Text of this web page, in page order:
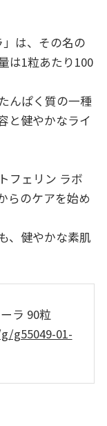
」は、その名の
は1粒あたり100
んぱく質の一種
と健やかなライ
フェリン ラボ
らのケアを始め
、健やかな素肌
ラ 90粒
g55049-01-